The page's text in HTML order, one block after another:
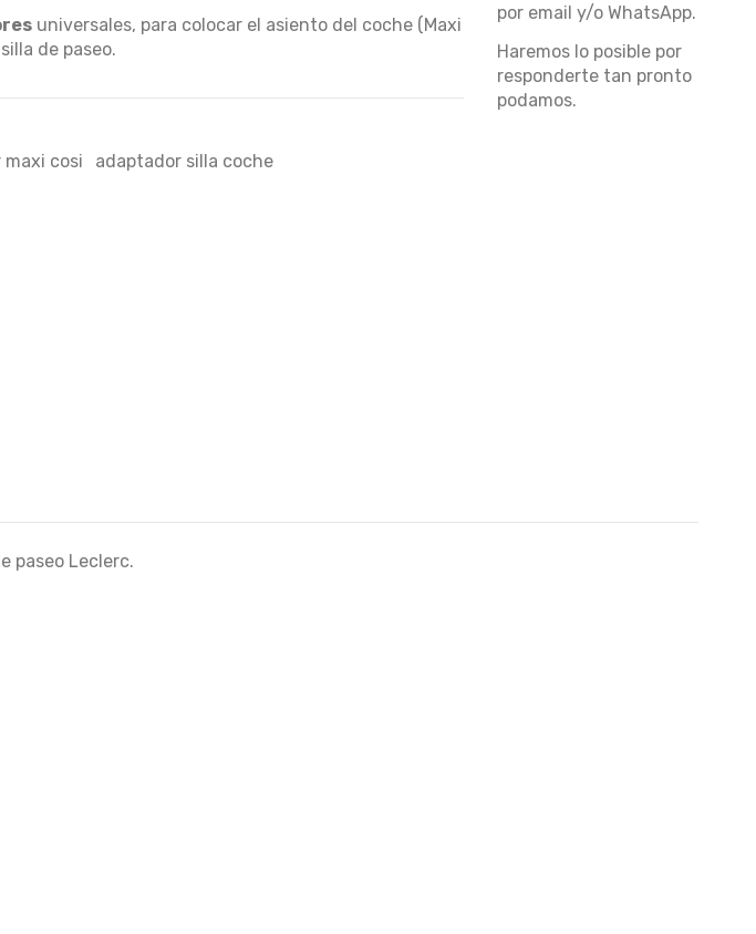
universales, para colocar el asiento del coche (Maxi
de paseo.
cosi adaptador silla coche
por email y/o WhatsApp.
Haremos lo posible por
responderte tan pronto
podamos.
paseo Leclerc.